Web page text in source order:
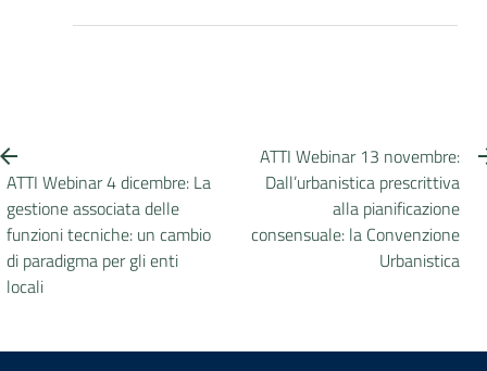
ATTI Webinar 4 dicembre: La
gestione associata delle
funzioni tecniche: un cambio
di paradigma per gli enti
locali
ATTI Webinar 13 novembre:
Dall’urbanistica prescrittiva
alla pianificazione
consensuale: la Convenzione
Urbanistica